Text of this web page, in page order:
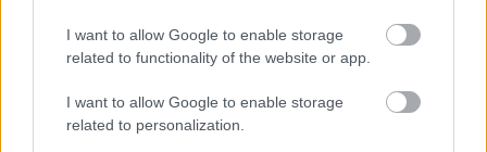
I want to allow Google to enable storage
related to functionality of the website or app.
I want to allow Google to enable storage
related to personalization.
Μην αμελήσετε να προσθέσετε ρουζ με το
συγκεκριμένο χτένισμα.